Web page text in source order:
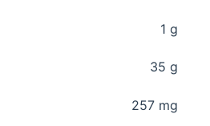
1 g
35 g
257 mg